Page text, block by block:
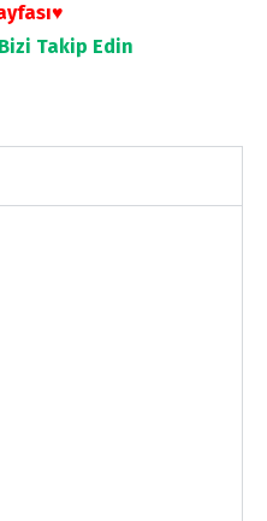
Bizi Takip Edin